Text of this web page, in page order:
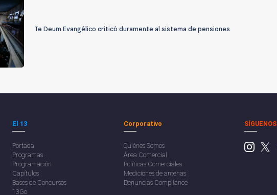
Te Deum Evangélico criticó duramente al sistema de pensiones
El 13
Portada
Programas
Programación
Capítulos
Bases de Concursos
13Go
Corporativo
Quiénes Somos
Área Comercial
Políticas Comerciales
Mediciones de antenas
Denuncias Compliance
SÍGUENOS